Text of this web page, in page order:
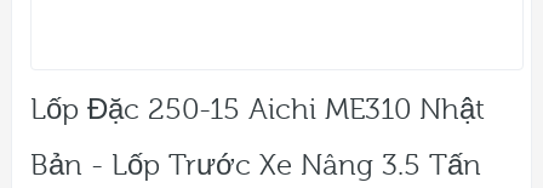
Lốp Đặc 250-15 Aichi ME310 Nhật
Bản - Lốp Trước Xe Nâng 3.5 Tấn